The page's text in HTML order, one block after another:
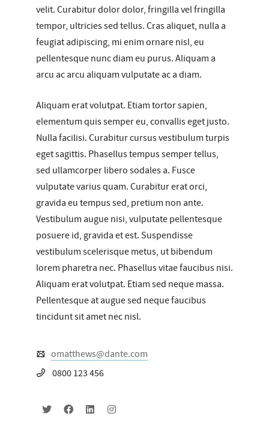
velit. Curabitur dolor dolor, fringilla vel fringilla
tempor, ultricies sed tellus. Cras aliquet, nulla a
feugiat adipiscing, mi enim ornare nisl, eu
pellentesque nunc diam eu purus. Aliquam a
arcu ac arcu aliquam vulputate ac a diam.
Aliquam erat volutpat. Etiam tortor sapien,
elementum quis semper eu, convallis eget justo.
Nulla facilisi. Curabitur cursus vestibulum turpis
eget sagittis. Phasellus tempus semper tellus,
sed ullamcorper libero sodales a. Fusce
vulputate varius quam. Curabitur erat orci,
gravida eu tempus sed, pretium non ante.
Vestibulum augue nisi, vulputate pellentesque
posuere id, gravida et est. Suspendisse
vestibulum scelerisque metus, ut bibendum
lorem pharetra nec. Phasellus vitae faucibus nisi.
Aliquam erat volutpat. Etiam sed neque massa.
Pellentesque at augue sed neque faucibus
tincidunt sit amet nec nisl.
omatthews@dante.com
0800 123 456